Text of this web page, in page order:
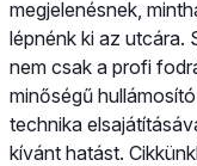
megjelenésnek,
lépnénk ki az utcára.
nem csak a profi
minőségű
technika
kívánt hatást.